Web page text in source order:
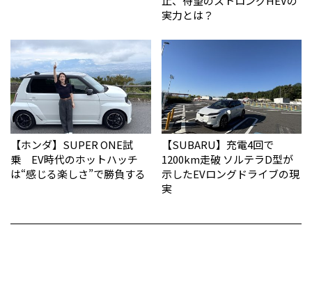
実力とは？
【ホンダ】SUPER ONE試
乗 EV時代のホットハッチ
は“感じる楽しさ”で勝負する
【SUBARU】充電4回で
1200km走破 ソルテラD型が
示したEVロングドライブの現
実